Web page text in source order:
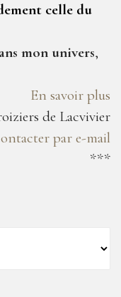
celle du
mon univers,
En savoir plus
de Lacvivier
par e-mail
***